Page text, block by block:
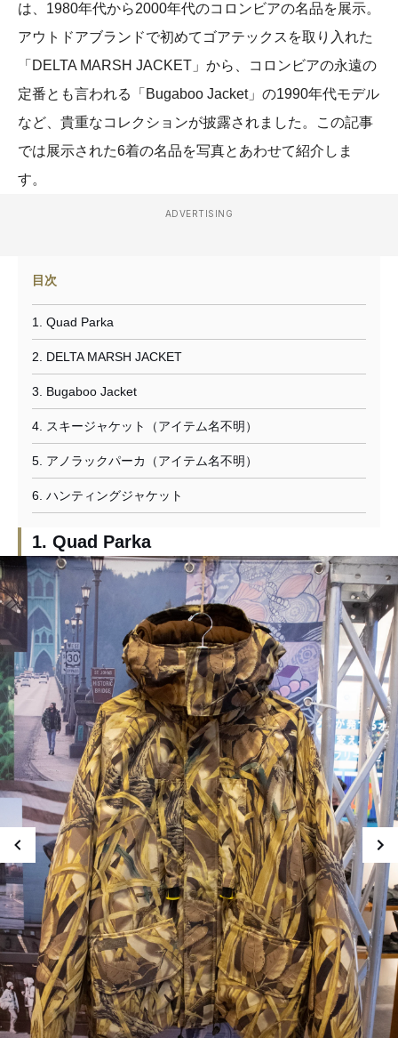
は、1980年代から2000年代のコロンビアの名品を展示。
アウトドアブランドで初めてゴアテックスを取り入れた
「DELTA MARSH JACKET」から、コロンビアの永遠の
定番とも言われる「Bugaboo Jacket」の1990年代モデル
など、貴重なコレクションが披露されました。この記事
では展示された6着の名品を写真とあわせて紹介しま
す。
ADVERTISING
目次
1. Quad Parka
2. DELTA MARSH JACKET
3. Bugaboo Jacket
4. スキージャケット（アイテム名不明）
5. アノラックパーカ（アイテム名不明）
6. ハンティングジャケット
1. Quad Parka